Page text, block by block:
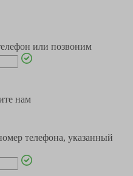
или позвоним
нам
телефона, указанный